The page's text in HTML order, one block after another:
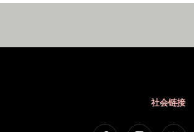
社会链接